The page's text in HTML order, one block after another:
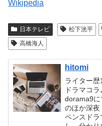
Wikipedia
日本テレビ 松下洸平
高橋海人
hitomi
ライター
ドラマコ
dorama9に
のほか深夜
ペンスドラ